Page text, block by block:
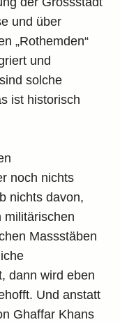
und über
„Rothemden“
und
solche
ist historisch
noch nichts
nichts davon,
militärischen
Massstäben
dann wird eben
Und anstatt
Ghaffar Khans